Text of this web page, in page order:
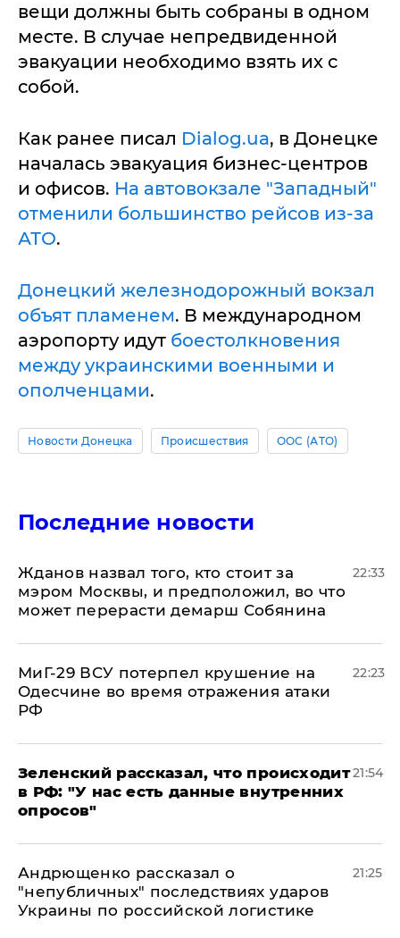
вещи должны быть собраны в одном
месте. В случае непредвиденной
эвакуации необходимо взять их с
собой.
Как ранее писал Dialog.ua, в Донецке
началась эвакуация бизнес-центров
и офисов. На автовокзале "Западный"
отменили большинство рейсов из-за
АТО.
Донецкий железнодорожный вокзал
объят пламенем. В международном
аэропорту идут боестолкновения
между украинскими военными и
ополченцами.
Новости Донецка Происшествия ООС (АТО)
Последние новости
Жданов назвал того, кто стоит за
мэром Москвы, и предположил, во что
может перерасти демарш Собянина
22:33
МиГ-29 ВСУ потерпел крушение на
Одесчине во время отражения атаки
РФ
22:23
​Зеленский рассказал, что происходит
в РФ: "У нас есть данные внутренних
опросов"
21:54
Андрющенко рассказал о
"непубличных" последствиях ударов
Украины по российской логистике
21:25